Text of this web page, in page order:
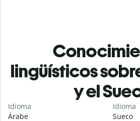
lingüísticos
y el
Idioma
Árabe
Idioma
Sueco